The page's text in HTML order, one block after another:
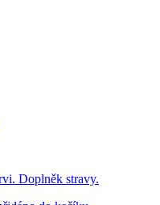
Doplněk stravy.